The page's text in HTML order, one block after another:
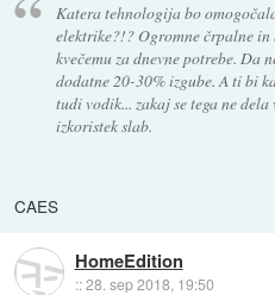
Katera tehnologija bo
elektrike?!? Ogromne črpalne in
kvečemu za dnevne potrebe. Da
dodatne 20-30% izgube. A ti bi
tudi vodik... zakaj se tega ne
izkoristek slab.
CAES
HomeEdition
::28. sep 2018, 19:50